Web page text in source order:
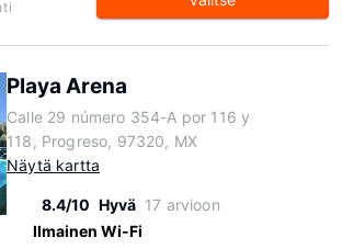
Playa Arena
Calle 29 número 354-A por 116 y
118, Progreso, 97320, MX
Näytä kartta
8.4/10 Hyvä 17 arvioon
Ilmainen Wi-Fi